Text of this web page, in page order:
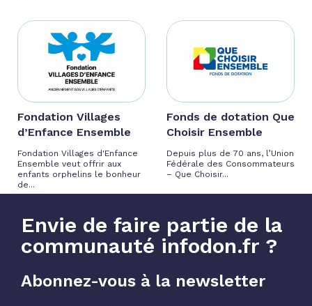
Fondation Villages
d’Enfance Ensemble
Fondation Villages d'Enfance
Ensemble veut offrir aux
enfants orphelins le bonheur
de...
Fonds de dotation Que
Choisir Ensemble
Depuis plus de 70 ans, l’Union
Fédérale des Consommateurs
– Que Choisir...
Envie de faire partie de la
communauté infodon.fr ?
Abonnez-vous à la newsletter